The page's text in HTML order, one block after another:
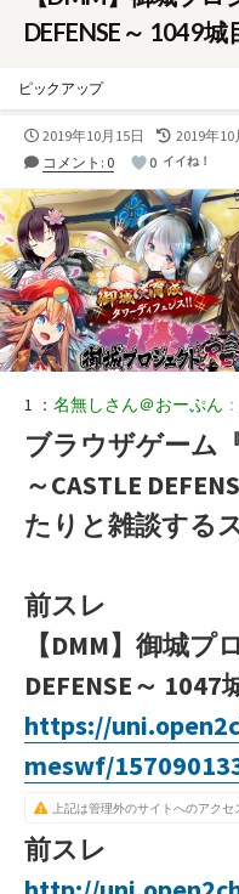
DEFENSE～ 1049城
ピックアップ
公
開
2019年10月15日
最
終
新
日
2019年10
コメント: 0
0 イイね！
1 ： 名無しさん＠おーぷん
ブラウザゲーム
～CASTLE
たりと雑談する
前スレ
【DMM】御城プ
DEFENSE～ 1047
https://
meswf/
上記は管理外のサイトへのアクセ
前スレ